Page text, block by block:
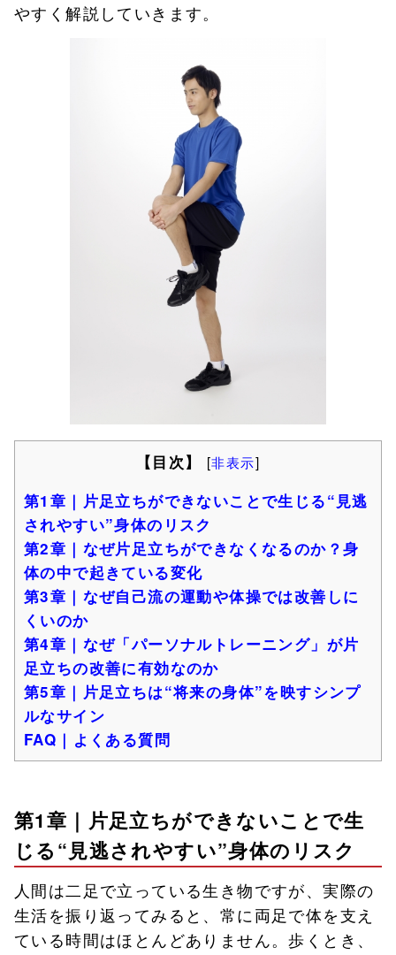
やすく解説していきます。
【目次】 [非表示]
第1章｜片足立ちができないことで生じる“見逃
されやすい”身体のリスク
第2章｜なぜ片足立ちができなくなるのか？身
体の中で起きている変化
第3章｜なぜ自己流の運動や体操では改善しに
くいのか
第4章｜なぜ「パーソナルトレーニング」が片
足立ちの改善に有効なのか
第5章｜片足立ちは“将来の身体”を映すシンプ
ルなサイン
FAQ｜よくある質問
第1章｜片足立ちができないことで生
じる“見逃されやすい”身体のリスク
人間は二足で立っている生き物ですが、実際の
生活を振り返ってみると、常に両足で体を支え
ている時間はほとんどありません。歩くとき、